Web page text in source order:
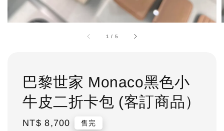
1 / 5
巴黎世家 Monaco黑色小
牛皮二折卡包 (客訂商品）
Regular
NT$ 8,700 售完